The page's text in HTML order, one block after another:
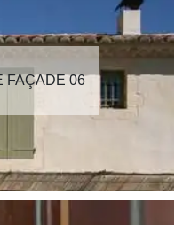
FAÇADE 06